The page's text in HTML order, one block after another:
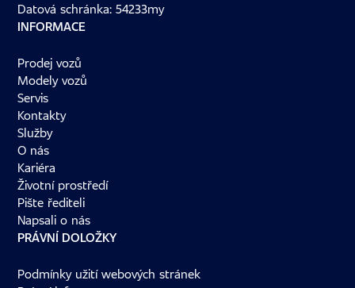
Datová schránka: 54233my
INFORMACE
Prodej vozů
Modely vozů
Servis
Kontakty
Služby
O nás
Kariéra
Životní prostředí
Pište řediteli
Napsali o nás
PRÁVNÍ DOLOŽKY
Podmínky užití webových stránek